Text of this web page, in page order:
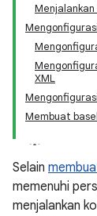
XML
Membuat
Selain
memenuhi
menjalankan